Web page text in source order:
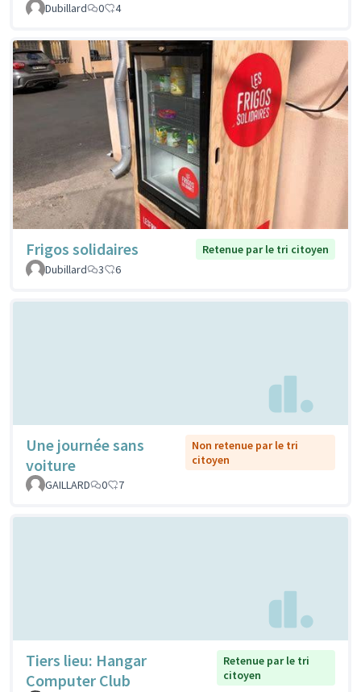
Dubillard
0 4
Frigos solidaires
Retenue par le tri citoyen
Dubillard
3 6
Une journée sans
voiture
Non retenue par le tri
citoyen
GAILLARD
0 7
Tiers lieu: Hangar
Computer Club
Retenue par le tri
citoyen